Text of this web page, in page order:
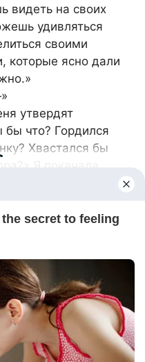
видеть на своих
удивляться
своими
которые ясно дали
утвердят
что? Гордился
Хвастался бы
это
самой работы?»
напротив меня.
тобой», — сказал
чем ты
права людей — это
я не мог выйти за
успеха.»